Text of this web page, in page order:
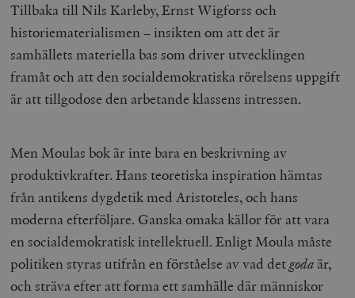
Tillbaka till Nils Karleby, Ernst Wigforss och
historiematerialismen – insikten om att det är
samhällets materiella bas som driver utvecklingen
framåt och att den socialdemokratiska rörelsens uppgift
är att tillgodose den arbetande klassens intressen.
Men Moulas bok är inte bara en beskrivning av
produktivkrafter. Hans teoretiska inspiration hämtas
från antikens dygdetik med Aristoteles, och hans
moderna efterföljare. Ganska omaka källor för att vara
en socialdemokratisk intellektuell. Enligt Moula måste
politiken styras utifrån en förståelse av vad detgoda är,
och sträva efter att forma ett samhälle där människor